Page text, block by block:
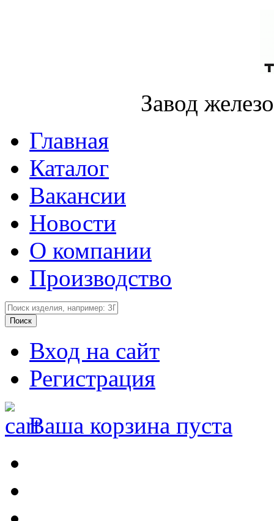
Завод
Главная
Каталог
Вакансии
Новости
О компании
Производство
Вход на сайт
Регистрация
Ваша корзина пуста